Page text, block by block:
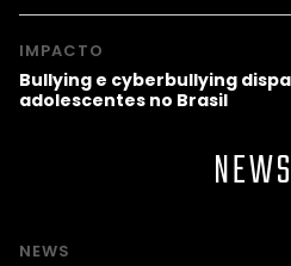
IMPACTO
Bullying e cyberbullying
adolescentes no Brasil
NEWS
NEWS